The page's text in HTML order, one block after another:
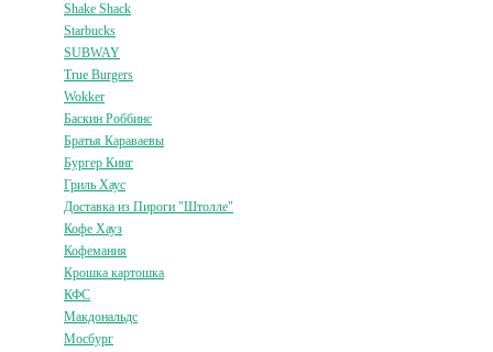
Shake Shack
Starbucks
SUBWAY
True Burgers
Wokker
Баскин Роббинс
Братья Караваевы
Бургер Кинг
Гриль Хаус
Доставка из Пироги "Штолле"
Кофе Хауз
Кофемания
Крошка картошка
КФС
Макдональдс
Мосбург